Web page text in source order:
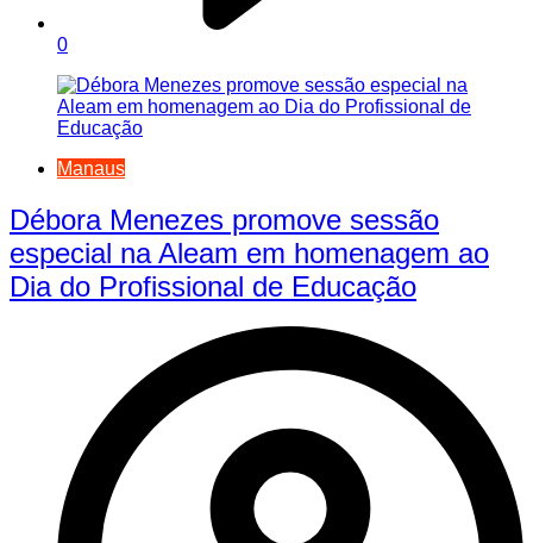
0
Manaus
Débora Menezes promove sessão
especial na Aleam em homenagem ao
Dia do Profissional de Educação